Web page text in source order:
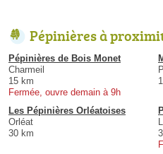
Pépinières à
Pépinières de Bois Monet
Charmeil
15 km
Fermée, ouvre demain à 9h
Les Pépinières Orléatoises
Orléat
30 km